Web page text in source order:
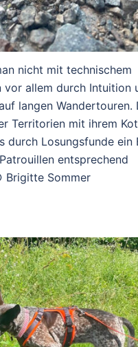
nicht mit technischem
vor allem durch Intuition
langen Wandertouren.
Territorien mit ihrem Kot
durch Losungsfunde ein
entsprechend
Brigitte Sommer